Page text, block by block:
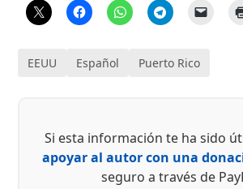
EEUU Español Puerto Rico
Si esta información te ha sido
apoyar al autor con una
seguro a través de